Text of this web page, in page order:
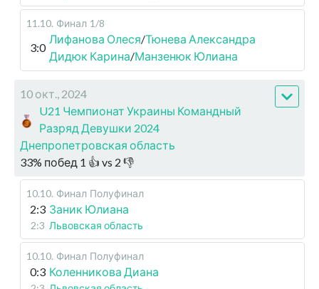
11.10. Финал 1/8
3:0
Лифанова Олеся/Тюнева Александра
Дидюк Карина/Манзенюк Юлиана
10 окт., 2024
U21 Чемпионат Украины Командный
Разряд Девушки 2024
Днепропетровская область
33% побед 1 👍 vs 2 👎
10.10. Финал Полуфинал
2:3 Заник Юлиана
2:3 Львовская область
10.10. Финал Полуфинал
0:3 Коленникова Диана